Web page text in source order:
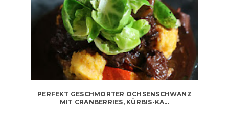
PERFEKT GESCHMORTER OCHSENSCHWANZ
MIT CRANBERRIES, KÜRBIS-KA...